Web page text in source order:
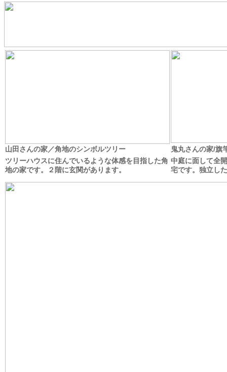
山田さんの家／角地のシンボルツリー
鬼丸さんの家/旗
ツリーハウスに住んでいるような体感を目指した角
地の家です。２階に玄関があります。
中庭に面して全
宅です。独立し